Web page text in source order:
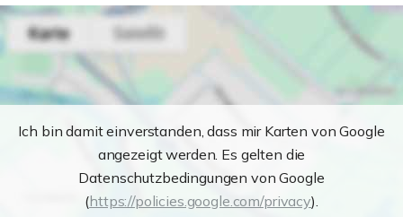
Ich bin damit einverstanden, dass mir Karten von Google
angezeigt werden. Es gelten die
Datenschutzbedingungen von Google
(https://policies.google.com/privacy).